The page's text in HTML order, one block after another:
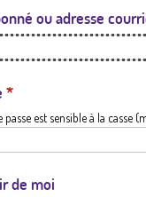
ou adresse
*
est sensible à la casse
de moi